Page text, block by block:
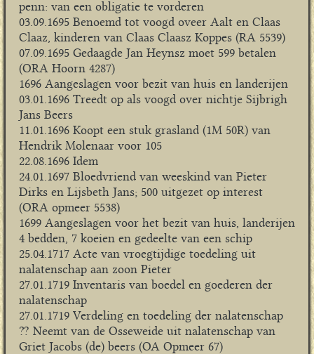
penn: van een obligatie te vorderen
03.09.1695 Benoemd tot voogd oveer Aalt en Claas
Claaz, kinderen van Claas Claasz Koppes (RA 5539)
07.09.1695 Gedaagde Jan Heynsz moet 599 betalen
(ORA Hoorn 4287)
1696 Aangeslagen voor bezit van huis en landerijen
03.01.1696 Treedt op als voogd over nichtje Sijbrigh
Jans Beers
11.01.1696 Koopt een stuk grasland (1M 50R) van
Hendrik Molenaar voor 105
22.08.1696 Idem
24.01.1697 Bloedvriend van weeskind van Pieter
Dirks en Lijsbeth Jans; 500 uitgezet op interest
(ORA opmeer 5538)
1699 Aangeslagen voor het bezit van huis, landerijen
4 bedden, 7 koeien en gedeelte van een schip
25.04.1717 Acte van vroegtijdige toedeling uit
nalatenschap aan zoon Pieter
27.01.1719 Inventaris van boedel en goederen der
nalatenschap
27.01.1719 Verdeling en toedeling der nalatenschap
?? Neemt van de Osseweide uit nalatenschap van
Griet Jacobs (de) beers (OA Opmeer 67)